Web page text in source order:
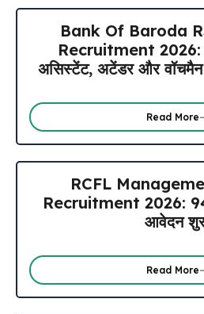
Bank Of Baroda
Recruitment 2026:
असिस्टेंट, अटेंडर और
Read More
RCFL
Recruitment 2026:
आवेदन
Read More